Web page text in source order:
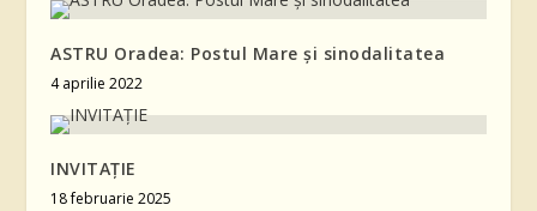
ASTRU Oradea: Postul Mare și sinodalitatea
4 aprilie 2022
INVITAȚIE
18 februarie 2025